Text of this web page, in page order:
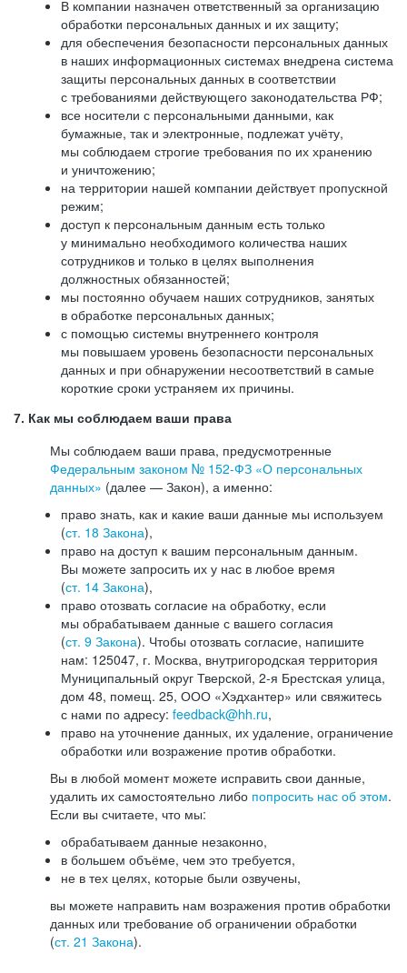
В компании назначен ответственный за организацию
обработки персональных данных и их защиту;
для обеспечения безопасности персональных данных
в наших информационных системах внедрена система
защиты персональных данных в соответствии
с требованиями действующего законодательства РФ;
все носители с персональными данными, как
бумажные, так и электронные, подлежат учёту,
мы соблюдаем строгие требования по их хранению
и уничтожению;
на территории нашей компании действует пропускной
режим;
доступ к персональным данным есть только
у минимально необходимого количества наших
сотрудников и только в целях выполнения
должностных обязанностей;
мы постоянно обучаем наших сотрудников, занятых
в обработке персональных данных;
с помощью системы внутреннего контроля
мы повышаем уровень безопасности персональных
данных и при обнаружении несоответствий в самые
короткие сроки устраняем их причины.
7. Как мы соблюдаем ваши права
Мы соблюдаем ваши права, предусмотренные
Федеральным законом № 152-ФЗ «О персональных
данных» (далее — Закон), а именно:
право знать, как и какие ваши данные мы используем
(ст. 18 Закона),
право на доступ к вашим персональным данным.
Вы можете запросить их у нас в любое время
(ст. 14 Закона),
право отозвать согласие на обработку, если
мы обрабатываем данные с вашего согласия
(ст. 9 Закона). Чтобы отозвать согласие, напишите
нам: 125047, г. Москва, внутригородская территория
Муниципальный округ Тверской, 2-я Брестская улица,
дом 48, помещ. 25, ООО «Хэдхантер» или свяжитесь
с нами по адресу: feedback@hh.ru,
право на уточнение данных, их удаление, ограничение
обработки или возражение против обработки.
Вы в любой момент можете исправить свои данные,
удалить их самостоятельно либо попросить нас об этом.
Если вы считаете, что мы:
обрабатываем данные незаконно,
в большем объёме, чем это требуется,
не в тех целях, которые были озвучены,
вы можете направить нам возражения против обработки
данных или требование об ограничении обработки
(ст. 21 Закона).